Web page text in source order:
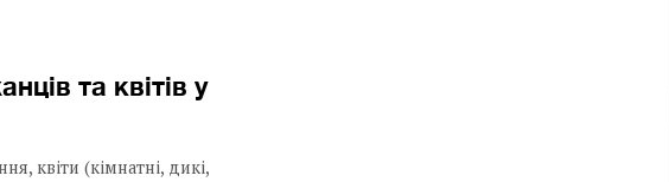
та квітів у
квіти (кімнатні, дикі,